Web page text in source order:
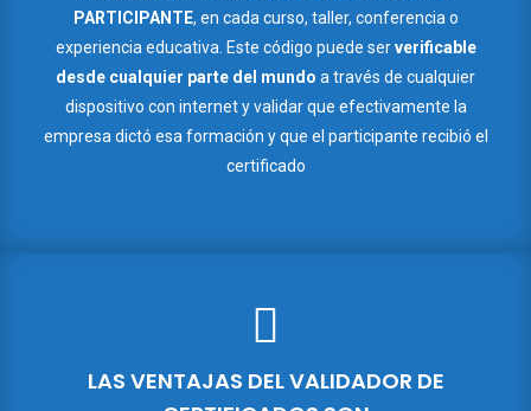
PARTICIPANTE, en cada curso, taller, conferencia o
experiencia educativa. Este código puede serverificable
desde cualquier parte del mundo a través de cualquier
dispositivo con internet y validar que efectivamente la
empresa dictó esa formación y que el participante recibió el
certificado
LAS VENTAJAS DEL VALIDADOR DE